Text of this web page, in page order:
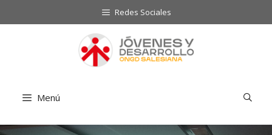
al
Redes Sociales
Menú